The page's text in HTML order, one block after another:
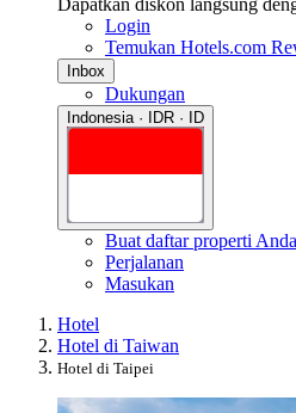
Dapatkan diskon langsung
Login
Temukan Hotels.com
Inbox
Dukungan
Indonesia · IDR · ID
Buat daftar properti Anda
Perjalanan
Masukan
Hotel
Hotel di Taiwan
Hotel di Taipei